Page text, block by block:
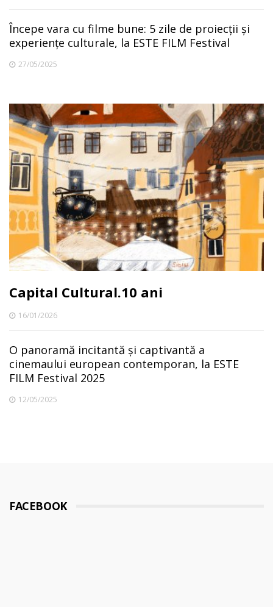
Începe vara cu filme bune: 5 zile de proiecții și
experiențe culturale, la ESTE FILM Festival
27/05/2025
Capital Cultural.10 ani
16/01/2026
O panoramă incitantă și captivantă a
cinemaului european contemporan, la ESTE
FILM Festival 2025
12/05/2025
FACEBOOK